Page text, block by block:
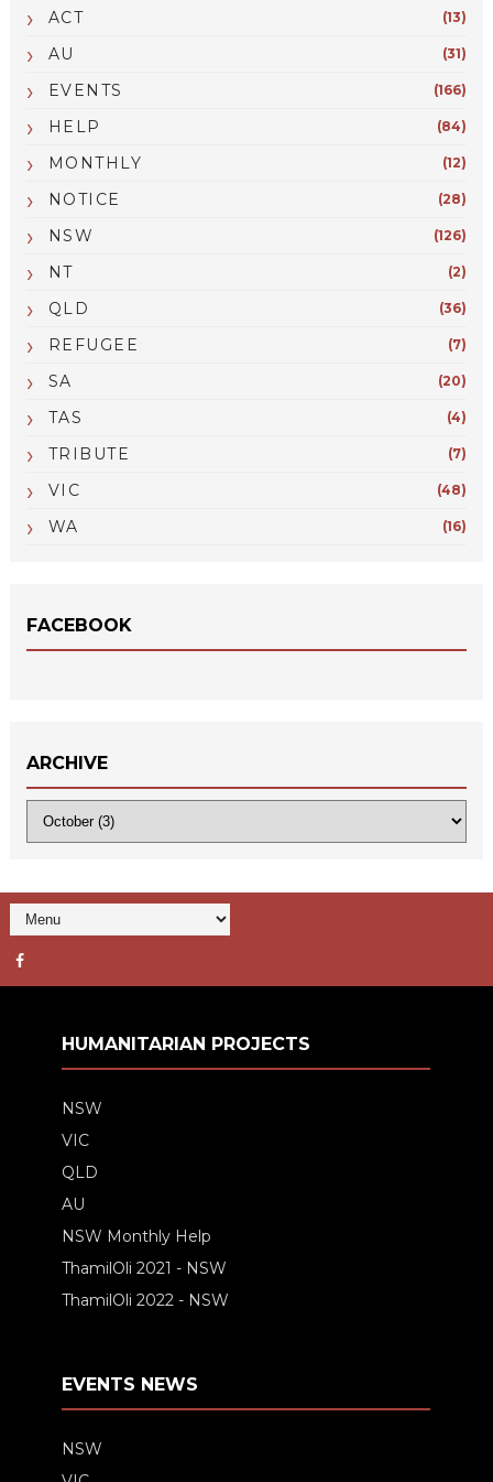
ACT (13)
AU (31)
EVENTS (166)
HELP (84)
MONTHLY (12)
NOTICE (28)
NSW (126)
NT (2)
QLD (36)
REFUGEE (7)
SA (20)
TAS (4)
TRIBUTE (7)
VIC (48)
WA (16)
FACEBOOK
ARCHIVE
HUMANITARIAN PROJECTS
NSW
VIC
QLD
AU
NSW Monthly Help
ThamilOli 2021 - NSW
ThamilOli 2022 - NSW
EVENTS NEWS
NSW